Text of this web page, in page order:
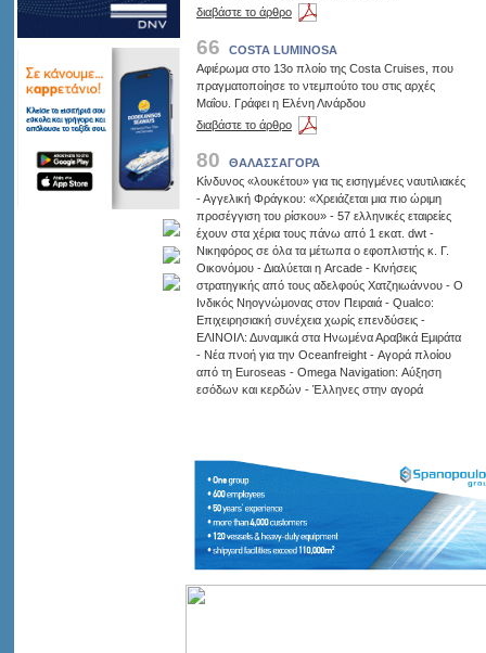
διαβάστε το άρθρο
66
COSTA LUMINOSA
Αφιέρωμα στο 13ο πλοίο της Costa Cruises, που
πραγματοποίησε το ντεμπούτο του στις αρχές
Μαΐου. Γράφει η Ελένη Λινάρδου
διαβάστε το άρθρο
80
ΘΑΛΑΣΣΑΓΟΡΑ
Κίνδυνος «λουκέτου» για τις εισηγμένες ναυτιλιακές
- Αγγελική Φράγκου: «Χρειάζεται μια πιο ώριμη
προσέγγιση του ρίσκου» - 57 ελληνικές εταιρείες
έχουν στα χέρια τους πάνω από 1 εκατ. dwt -
Νικηφόρος σε όλα τα μέτωπα ο εφοπλιστής κ. Γ.
Οικονόμου - Διαλύεται η Arcade - Κινήσεις
στρατηγικής από τους αδελφούς Χατζηιωάννου - Ο
Ινδικός Νηογνώμονας στον Πειραιά - Qualco:
Επιχειρησιακή συνέχεια χωρίς επενδύσεις -
ΕΛΙΝΟΙΛ: Δυναμικά στα Ηνωμένα Αραβικά Εμιράτα
- Νέα πνοή για την Oceanfreight - Αγορά πλοίου
από τη Euroseas - Omega Navigation: Αύξηση
εσόδων και κερδών - Έλληνες στην αγορά